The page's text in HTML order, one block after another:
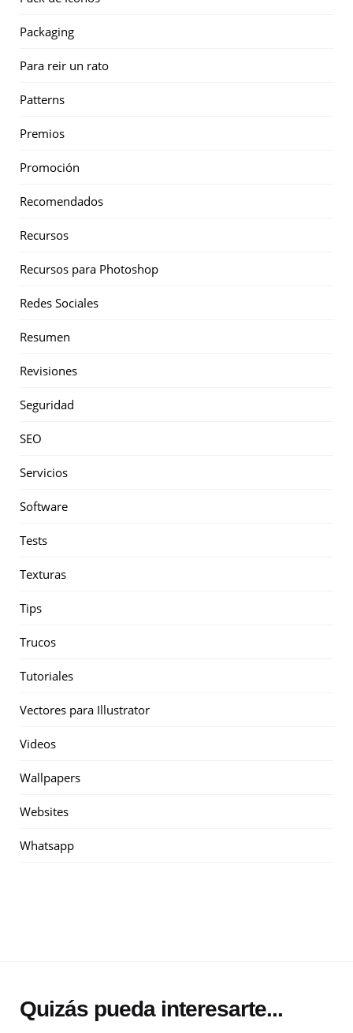
Packaging
Para reir un rato
Patterns
Premios
Promoción
Recomendados
Recursos
Recursos para Photoshop
Redes Sociales
Resumen
Revisiones
Seguridad
SEO
Servicios
Software
Tests
Texturas
Tips
Trucos
Tutoriales
Vectores para Illustrator
Videos
Wallpapers
Websites
Whatsapp
Quizás pueda interesarte...